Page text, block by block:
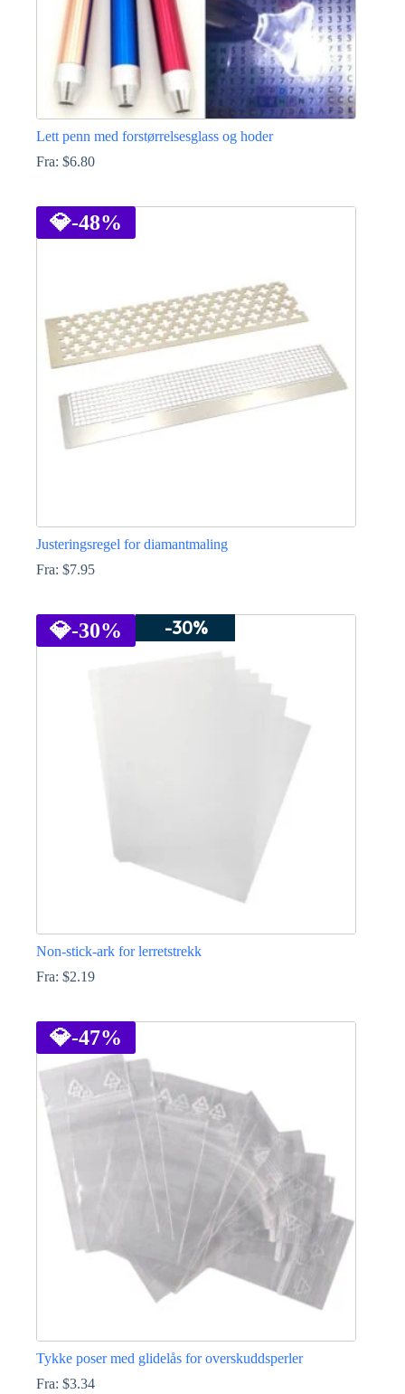
Lett penn med forstørrelsesglass og hoder
Fra: $6.80
produktet
har
flere
på
produktsiden
💎-48%
Justeringsregel for diamantmaling
Fra: $7.95
har
flere
💎-30% -30%
Non-stick-ark for lerretstrekk
Fra: $2.19
har
flere
varianter.
Alternativene
velges
produktsiden
💎-47%
Tykke poser med glidelås for overskuddsperler
Fra: $3.34